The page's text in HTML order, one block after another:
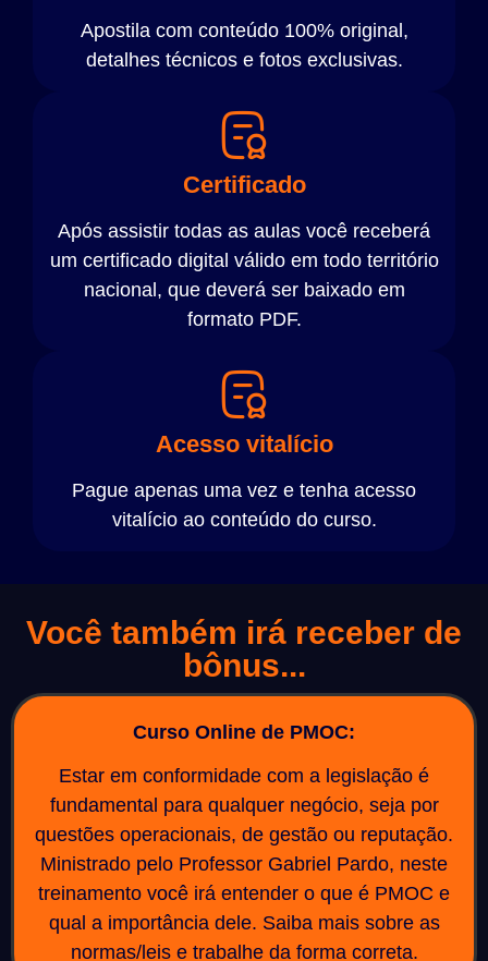
Apostila com conteúdo 100% original,
detalhes técnicos e fotos exclusivas.
Certificado
Após assistir todas as aulas você receberá
um certificado digital válido em todo território
nacional, que deverá ser baixado em
formato PDF.
Acesso vitalício
Pague apenas uma vez e tenha acesso
vitalício ao conteúdo do curso.
Você também irá receber de
bônus...
Curso Online de PMOC:
Estar em conformidade com a legislação é
fundamental para qualquer negócio, seja por
questões operacionais, de gestão ou reputação.
Ministrado pelo Professor Gabriel Pardo, neste
treinamento você irá entender o que é PMOC e
qual a importância dele. Saiba mais sobre as
normas/leis e trabalhe da forma correta.